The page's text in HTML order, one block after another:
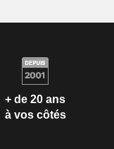
+ de 20 ans
à vos côtés